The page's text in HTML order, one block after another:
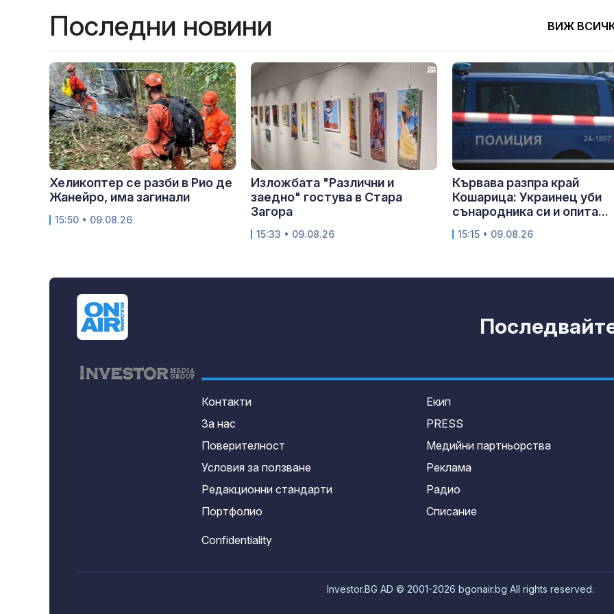
Последни новини ВИЖ
Хеликоптер се разби в Рио де
Жанейро, има загинали
15:50 • 09.08.26
Изложбата "Различни и
заедно" гостува в Стара
Загора
15:33 • 09.08.26
Кървава разпра край
Кошарица: Украинец уби
сънародника си и опита...
15:15 • 09.08.26
Контакти
За нас
Поверителност
Условия за ползване
Редакционни стандарти
Портфолио
Екип
PRESS
Медийни партньорства
Реклама
Радио
Списание
Confidentiality
Investor.BG AD © 2001-2026 bgonair.bg All rights reserved.